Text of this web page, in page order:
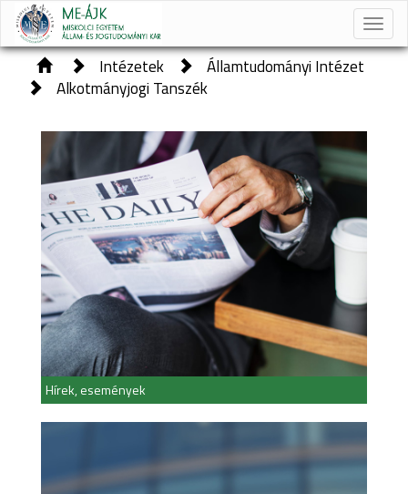
Toggle
Intézetek
Államtudományi Intézet
Alkotmányjogi Tanszék
Hírek, események